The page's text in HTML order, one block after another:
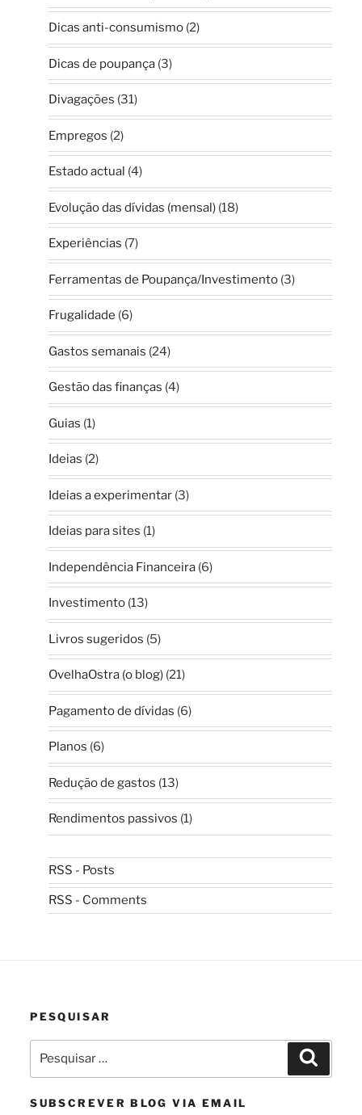
Dicas anti-consumismo(2)
Dicas de poupança(3)
Divagações (31)
Empregos (2)
Estado actual (4)
Evolução das dívidas (mensal)(18)
Experiências (7)
Ferramentas de Poupança/Investimento(3)
Frugalidade (6)
Gastos semanais (24)
Gestão das finanças (4)
Guias (1)
Ideias (2)
Ideias a experimentar(3)
Ideias para sites (1)
Independência Financeira(6)
Investimento(13)
Livros sugeridos (5)
OvelhaOstra (o blog)(21)
Pagamento de dívidas (6)
Planos (6)
Redução de gastos (13)
Rendimentos passivos (1)
RSS - Posts
RSS - Comments
PESQUISAR
por:
SUBSCREVER BLOG VIA EMAIL